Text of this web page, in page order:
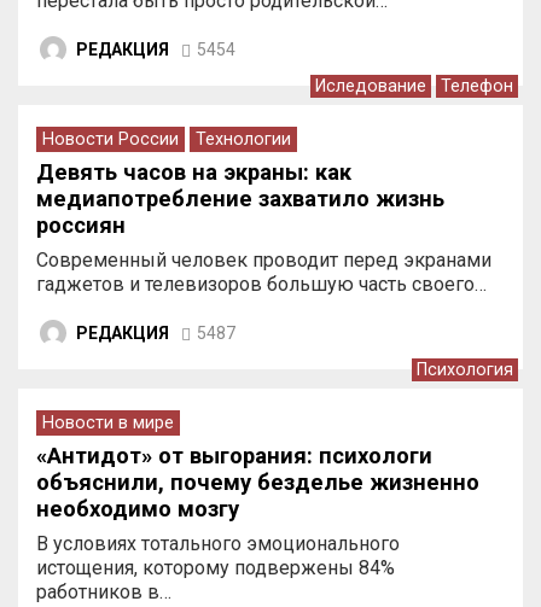
РЕДАКЦИЯ 5454
Иследование Телефон
Новости России Технологии
Девять часов на экраны: как
медиапотребление захватило жизнь
россиян
Современный человек проводит перед экранами
гаджетов и телевизоров большую часть своего…
РЕДАКЦИЯ 5487
Психология
Новости в мире
«Антидот» от выгорания: психологи
объяснили, почему безделье жизненно
необходимо мозгу
В условиях тотального эмоционального
истощения, которому подвержены 84%
работников в…